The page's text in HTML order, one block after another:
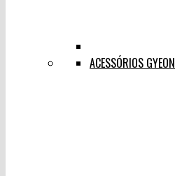
ACESSÓRIOS GYEON